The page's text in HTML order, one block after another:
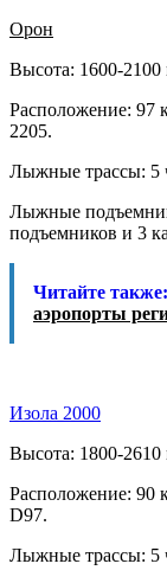
Орон
Высота: 1600-2100
Расположение:
2205.
Лыжные трассы: 5
Лыжные
подъемников и 3
Читайте также:
аэропорты
Изола 2000
Высота: 1800-2610
Расположение: 90
D97.
Лыжные трассы: 5